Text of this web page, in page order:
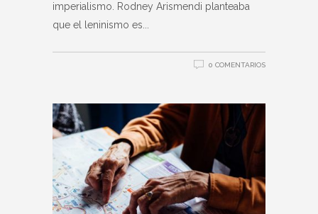
imperialismo. Rodney Arismendi planteaba
que el leninismo es
0 COMENTARIOS